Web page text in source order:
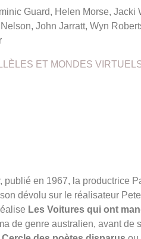
Guard, Helen Morse, Jacki
John Jarratt, Wyn
ET MONDES
publié en 1967, la productrice
dévolu sur le réalisateur
Les Voitures qui ont
de genre australien, avant de